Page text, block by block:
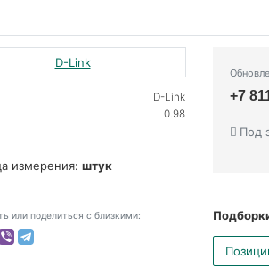
D-Link
D-Link
0.98
измерения: штук
или поделиться с близкими:
+7
Под